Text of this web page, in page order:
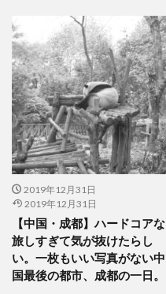
2019年12月31日
2019年12月31日
【中国・成都】ハードコアな
旅しすぎて気が抜けたらし
い。一枚もいい写真がない中
国最後の都市、成都の一日。